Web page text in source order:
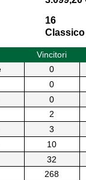
16
Classico
Vincitori
0
0
0
2
3
10
32
268